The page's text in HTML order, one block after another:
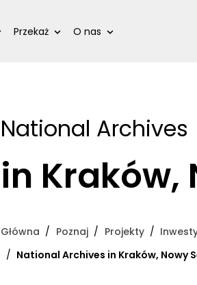
Przekaż O nas
National Archives
in Kraków,
Główna Poznaj Projekty
National Archives in Kraków, Nowy